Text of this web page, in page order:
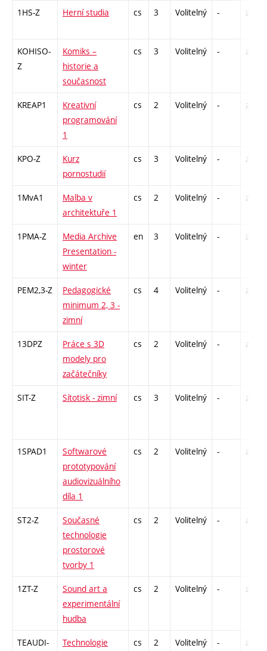
1HS-Z Herní studia cs 3 Volitelný - zk
KOHISO-
Z
Komiks –
historie a
současnost
cs 3 Volitelný - zk
KREAP1
Kreativní
programování
1
cs 2 Volitelný - zá
KPO-Z
Kurz
pornostudií
cs 3 Volitelný - zk
1MvA1
Malba v
architektuře 1
cs 2 Volitelný - zá
1PMA-Z
Media Archive
Presentation -
winter
en 3 Volitelný - zá
PEM2,3-Z
Pedagogické
minimum 2, 3 -
zimní
cs 4 Volitelný - zá
13DPZ
Práce s 3D
modely pro
začátečníky
cs 2 Volitelný - zá
SIT-Z Sítotisk - zimní cs 3 Volitelný - zá
1SPAD1
Softwarové
prototypování
audiovizuálního
díla 1
cs 2 Volitelný - zá
ST2-Z
Současné
technologie
prostorové
tvorby 1
cs 2 Volitelný - zá
1ZT-Z
Sound art a
experimentální
hudba
cs 2 Volitelný - zá
TEAUDI-
Technologie
cs 2 Volitelný - zá